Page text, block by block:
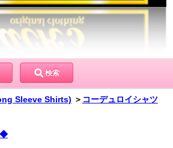
検索
Sleeve Shirts) ＞ コーデュロイシャツ